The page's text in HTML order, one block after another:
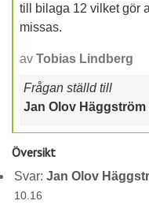
till bilaga 12 vilket gör
missas.
av Tobias Lindberg
Frågan ställd till
Jan Olov Häggström
Översikt
Svar:Jan Olov
10.16